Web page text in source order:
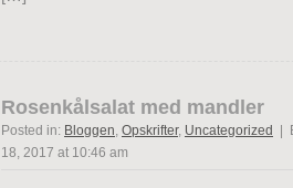
Rosenkålsalat med mandler
Posted in: Bloggen, Opskrifter, Uncategorized
|
18, 2017 at 10:46 am